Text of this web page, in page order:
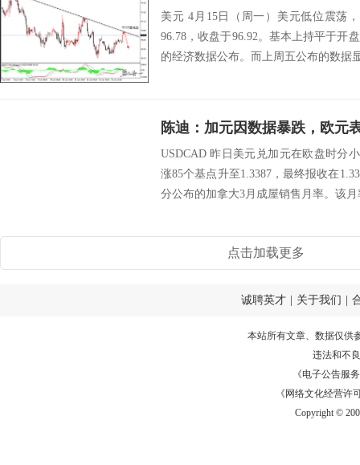
美元 4月15日（周一）美元低位震荡
96.78，收盘于96.92。基本上持平于开
的经济数据公布。而上周五公布的数据
陈迪：加元因数据暴跌，欧元
USDCAD 昨日美元兑加元在欧盘时分
涨85个基点升至1.3387，最终报收在
分公布的加拿大3月成屋销售月率。该
点击加载更多
诚聘英才 关于我们
本站所有文章、数据仅供
违法和不
《电子公告服务
《网络文化经营许
Copyright ©